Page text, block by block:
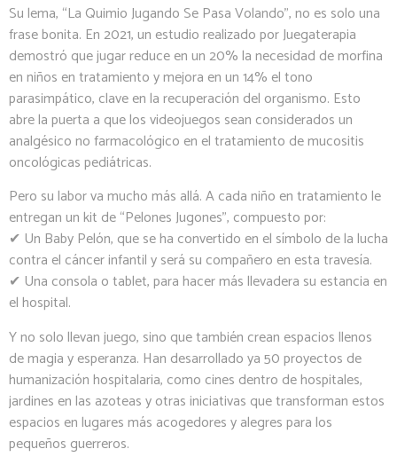
Su lema, “La Quimio Jugando Se Pasa Volando”, no es solo una
frase bonita. En 2021, un estudio realizado por Juegaterapia
demostró que jugar reduce en un 20% la necesidad de morfina
en niños en tratamiento y mejora en un 14% el tono
parasimpático, clave en la recuperación del organismo. Esto
abre la puerta a que los videojuegos sean considerados un
analgésico no farmacológico en el tratamiento de mucositis
oncológicas pediátricas.
Pero su labor va mucho más allá. A cada niño en tratamiento le
entregan un kit de “Pelones Jugones”, compuesto por:
✔ Un Baby Pelón, que se ha convertido en el símbolo de la lucha
contra el cáncer infantil y será su compañero en esta travesía.
✔ Una consola o tablet, para hacer más llevadera su estancia en
el hospital.
Y no solo llevan juego, sino que también crean espacios llenos
de magia y esperanza. Han desarrollado ya 50 proyectos de
humanización hospitalaria, como cines dentro de hospitales,
jardines en las azoteas y otras iniciativas que transforman estos
espacios en lugares más acogedores y alegres para los
pequeños guerreros.